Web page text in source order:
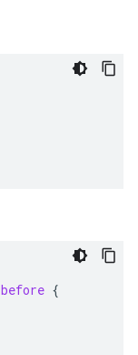
before {